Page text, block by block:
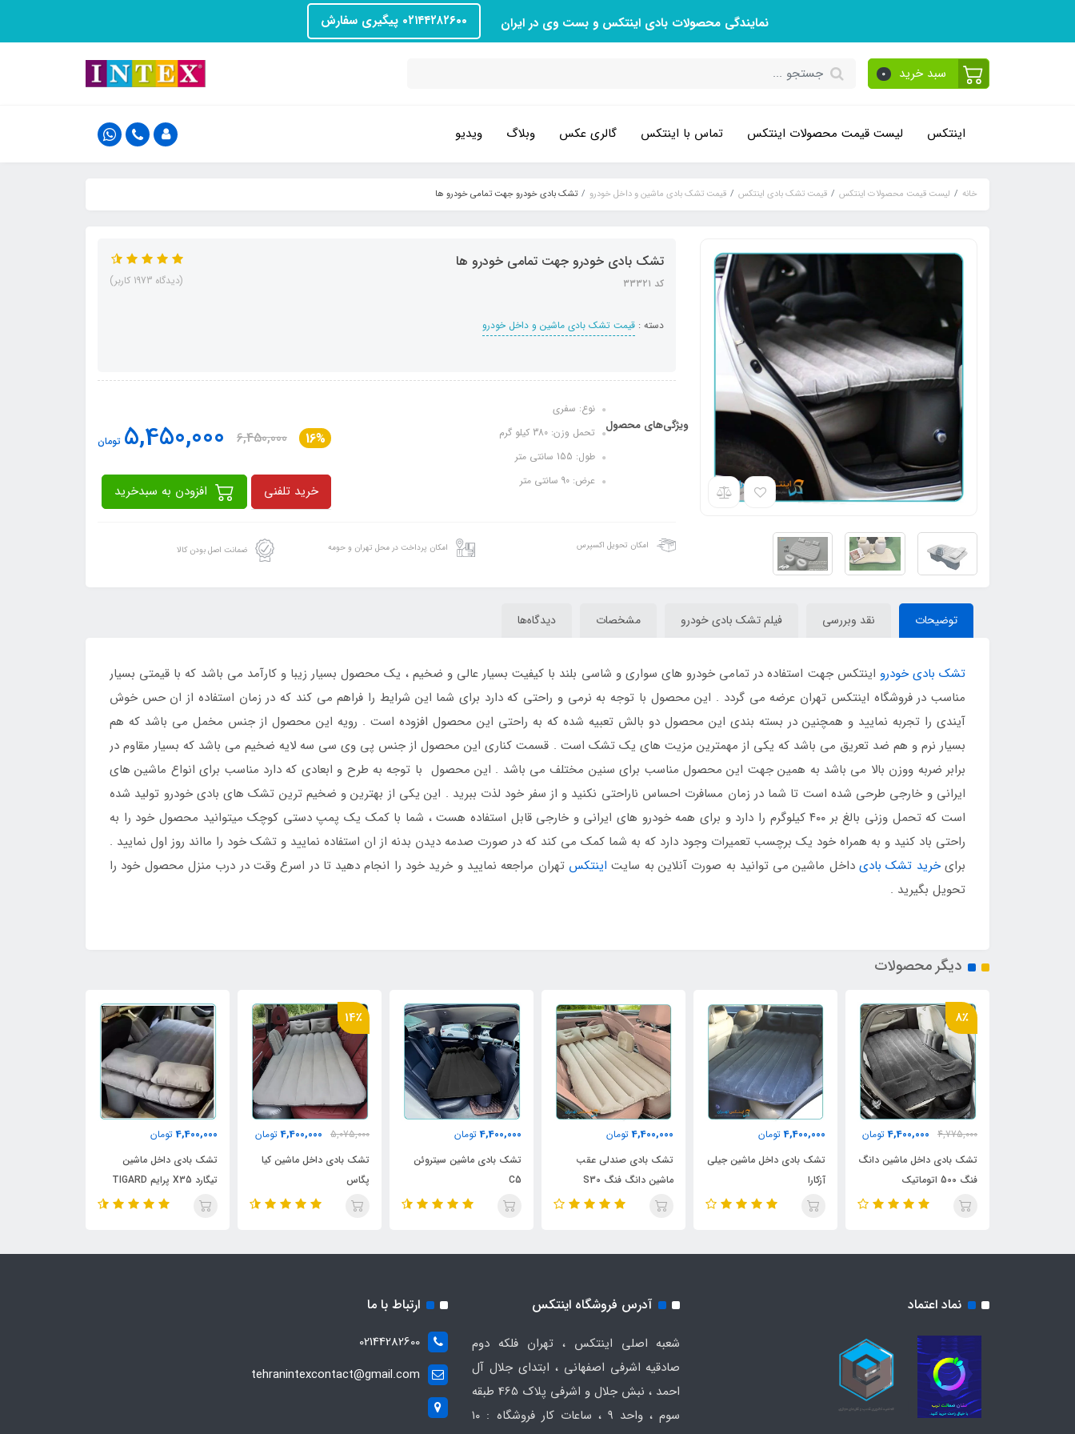
نمایندگی محصولات بادی اینتکس و بست وی در ایران ۰۲۱۴۴۲۸۲۶۰۰ پیگیری سفارش
سبد خرید 0
اینتکس لیست قیمت محصولات اینتکس تماس با اینتکس گالری عکس وبلاگ ویدیو
خانه لیست قیمت محصولات اینتکس قیمت تشک بادی اینتکس قیمت تشک بادی ماشین و داخل خودرو تشک بادی خودرو جهت تمامی خودرو ها
تشک بادی خودرو جهت تمامی خودرو ها
کد ۳۳۳۲۱
دسته : قیمت تشک بادی ماشین و داخل خودرو
(دیدگاه 1973 کاربر)
ویژگی‌های محصول
نوع: سفری
تحمل وزن: 380 کیلو گرم
طول: 155 سانتی متر
عرض: 90 سانتی متر
16%
6,450,000
5,450,000 تومان
خرید تلفنی
امکان تحویل اکسپرس امکان پرداخت در محل تهران و حومه ضمانت اصل بودن کالا
توضیحات نقد وبررسی فیلم تشک بادی خودرو مشخصات دیدگاه‌ها
تشک بادی خودرو اینتکس جهت استفاده در تمامی خودرو های سواری و شاسی بلند با کیفیت بسیار عالی و ضخیم ، یک محصول بسیار زیبا و کارآمد می باشد که با قیمتی بسیار
مناسب در فروشگاه اینتکس تهران عرضه می گردد . این محصول با توجه به نرمی و راحتی که دارد برای شما این شرایط را فراهم می کند که در زمان استفاده از ان حس خوش
آیندی را تجربه نمایید و همچنین در بسته بندی این محصول دو بالش تعبیه شده که به راحتی این محصول افزوده است . رویه این محصول از جنس مخمل می باشد که هم
بسیار نرم و هم ضد تعریق می باشد که یکی از مهمترین مزیت های یک تشک است . قسمت کناری این محصول از جنس پی وی سی سه لایه ضخیم می باشد که بسیار مقاوم در
برابر ضربه ووزن بالا می باشد به همین جهت این محصول مناسب برای سنین مختلف می باشد . این محصول با توجه به طرح و ابعادی که دارد مناسب برای انواع ماشین های
ایرانی و خارجی طرحی شده است تا شما در زمان مسافرت احساس ناراحتی نکنید و از سفر خود لذت ببرید . این یکی از بهترین و ضخیم ترین تشک های بادی خودرو تولید شده
است که تحمل وزنی بالغ بر ۴۰۰ کیلوگرم را دارد و برای همه خودرو های ایرانی و خارجی قابل استفاده هست ، شما با کمک یک پمپ دستی کوچک میتوانید محصول خود را به
راحتی باد کنید و به همراه خود یک برچسب تعمیرات وجود دارد که به شما کمک می کند که در صورت صدمه دیدن بدنه از ان استفاده نمایید و تشک خود را مااند روز اول نمایید .
برایخرید تشک بادیداخل ماشین می توانید به صورت آنلاین به سایت اینتکس تهران مراجعه نمایید و خرید خود را انجام دهید تا در اسرع وقت در درب منزل محصول خود را
تحویل بگیرید .
دیگر محصولات
4,400,000 تومان
تشک بادی داخل ماشین دانگ
4,400,000
تشک بادی داخل ماشین جیلی
آزکارا
تشک بادی صندلی عقب
تشک بادی ماشین سیتروئن
C5
14٪
4,400,000 تومان
تشک بادی داخل ماشین کیا
4,400,000
تشک بادی داخل ماشین
تیگارد X35 پرایم TIGARD
X35
4٪
تشک بادی داخل ماشین |
مناسب تمام ماشین ها
نماد اعتماد آدرس فروشگاه اینتکس
شعبه اصلی اینتکس ، تهران فلکه دوم
صادقیه اشرفی اصفهانی ، ابتدای جلال آل
احمد ، نبش جلال و اشرفی پلاک 465 طبقه
سوم ، واحد ۹ ، ساعات کار فروشگاه : ۱۰
ارتباط با ما
02144282600
tehranintexcontact@gmail.com